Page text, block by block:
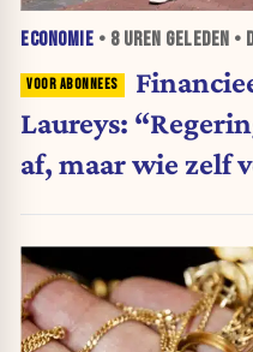
ECONOMIE • 8 UREN GELEDEN •
Laureys:
af, maar wie zelf